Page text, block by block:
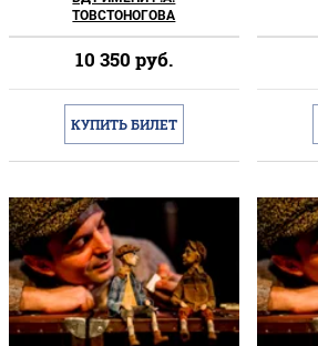
ТОВСТОНОГОВА
10 350 руб.
КУПИТЬ БИЛЕТ